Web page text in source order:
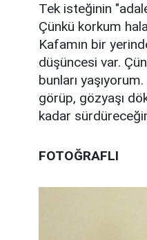
Tek isteğinin
Çünkü korkum
Kafamın bir
düşüncesi var.
bunları
görüp, gözyaşı
kadar
FOTOĞRAFLI